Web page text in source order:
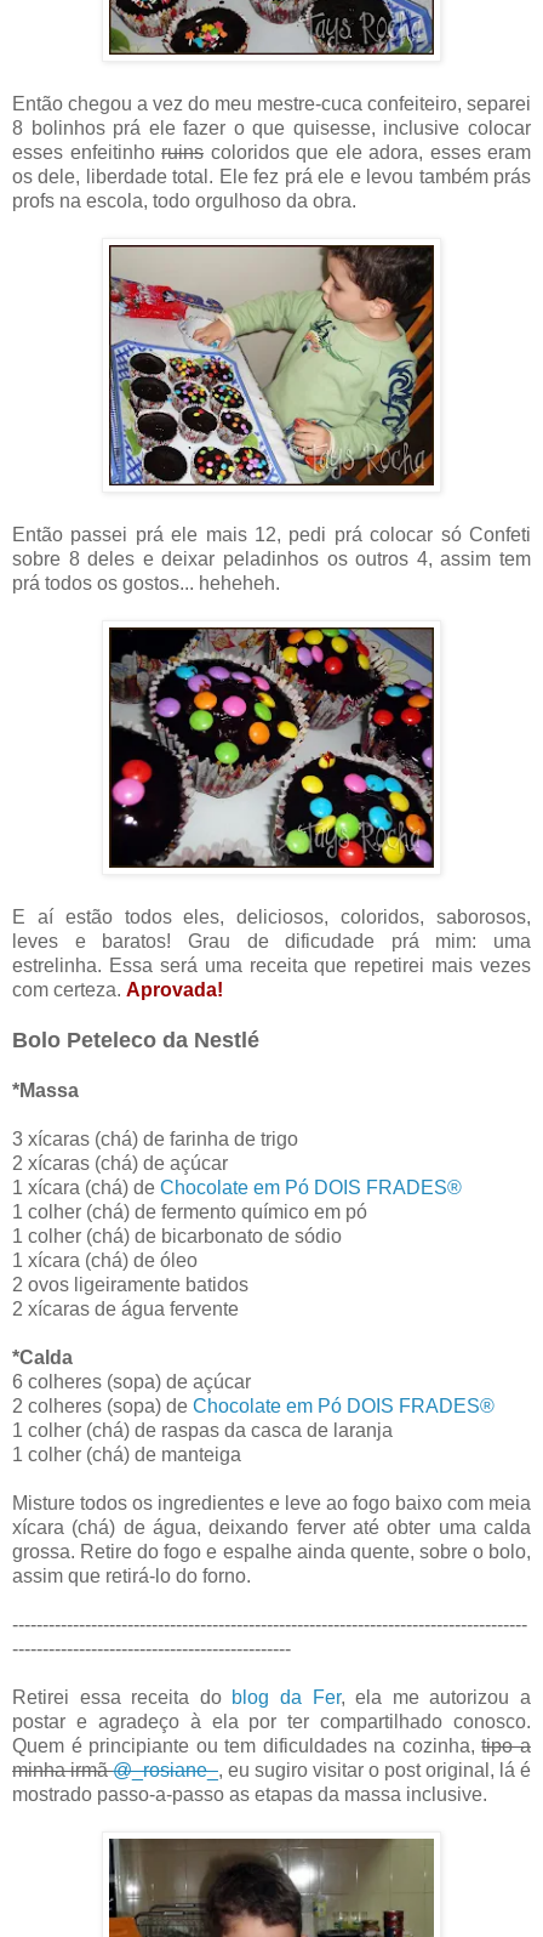
Então chegou a vez do meu mestre-cuca confeiteiro, separei
8 bolinhos prá ele fazer o que quisesse, inclusive colocar
esses enfeitinho ruins coloridos que ele adora, esses eram
os dele, liberdade total. Ele fez prá ele e levou também prás
profs na escola, todo orgulhoso da obra.
Então passei prá ele mais 12, pedi prá colocar só Confeti
sobre 8 deles e deixar peladinhos os outros 4, assim tem
prá todos os gostos... heheheh.
E aí estão todos eles, deliciosos, coloridos, saborosos,
leves e baratos! Grau de dificudade prá mim: uma
estrelinha. Essa será uma receita que repetirei mais vezes
com certeza. Aprovada!
Bolo Peteleco da Nestlé
*Massa
3 xícaras (chá) de farinha de trigo
2 xícaras (chá) de açúcar
1 xícara (chá) de Chocolate em Pó DOIS FRADES®
1 colher (chá) de fermento químico em pó
1 colher (chá) de bicarbonato de sódio
1 xícara (chá) de óleo
2 ovos ligeiramente batidos
2 xícaras de água fervente
*Calda
6 colheres (sopa) de açúcar
2 colheres (sopa) de Chocolate em Pó DOIS FRADES®
1 colher (chá) de raspas da casca de laranja
1 colher (chá) de manteiga
Misture todos os ingredientes e leve ao fogo baixo com meia
xícara (chá) de água, deixando ferver até obter uma calda
grossa. Retire do fogo e espalhe ainda quente, sobre o bolo,
assim que retirá-lo do forno.
-------------------------------------------------------------------------------------
----------------------------------------------
Retirei essa receita do blog da Fer, ela me autorizou a
postar e agradeço à ela por ter compartilhado conosco.
Quem é principiante ou tem dificuldades na cozinha,tipo a
minha irmã@_rosiane_, eu sugiro visitar o post original, lá é
mostrado passo-a-passo as etapas da massa inclusive.